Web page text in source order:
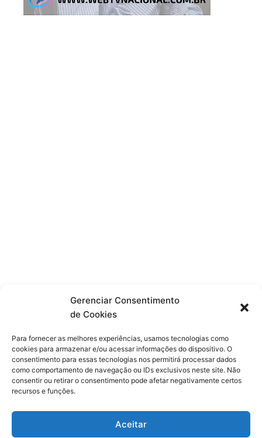
Gerenciar Consentimento
de Cookies
Para fornecer as melhores experiências, usamos tecnologias como
cookies para armazenar e/ou acessar informações do dispositivo. O
consentimento para essas tecnologias nos permitirá processar dados
como comportamento de navegação ou IDs exclusivos neste site. Não
consentir ou retirar o consentimento pode afetar negativamente certos
recursos e funções.
Aceitar
Y
o